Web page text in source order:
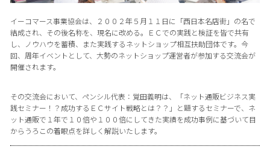
イーコマース事業協会は、２００２年５月１１日に「西日本名店街」の名で
結成され、その後名称を、現名に改める。ＥＣでの実践と検証を皆で共有
し、ノウハウを蓄積、また実践するネットショップ相互扶助団体です。今
回、周年イベントとして、大勢のネットショップ運営者が参加する交流会が
開催されます。
その交流会において、ペンシル代表：覚田義明は、「ネット通販ビジネス実
践セミナー！？成功するＥＣサイト戦略とは？？」と題するセミナーで、ネ
ット通販で１年で１０倍や１００倍にしてきた実績を成功事例に基づいて目
からうろこの着眼点を詳しく解説いたします。